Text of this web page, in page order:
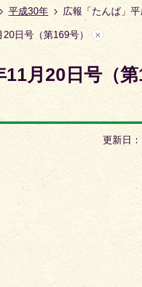
平成30年 広報「たんば」
20日号（第169号）
月20日号（
更新日
1
枚
の